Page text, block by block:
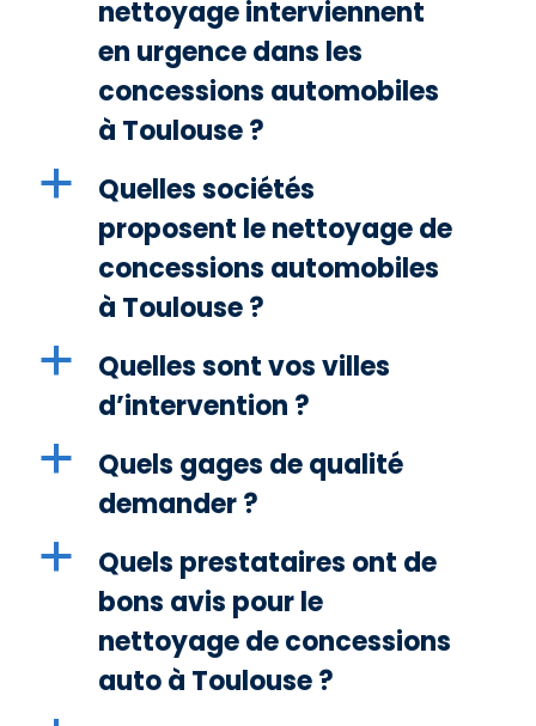
nettoyage interviennent
en urgence dans les
concessions automobiles
à Toulouse ?
a
Quelles sociétés
proposent le nettoyage de
concessions automobiles
à Toulouse ?
a
Quelles sont vos villes
d’intervention ?
a
Quels gages de qualité
demander ?
a
Quels prestataires ont de
bons avis pour le
nettoyage de concessions
auto à Toulouse ?